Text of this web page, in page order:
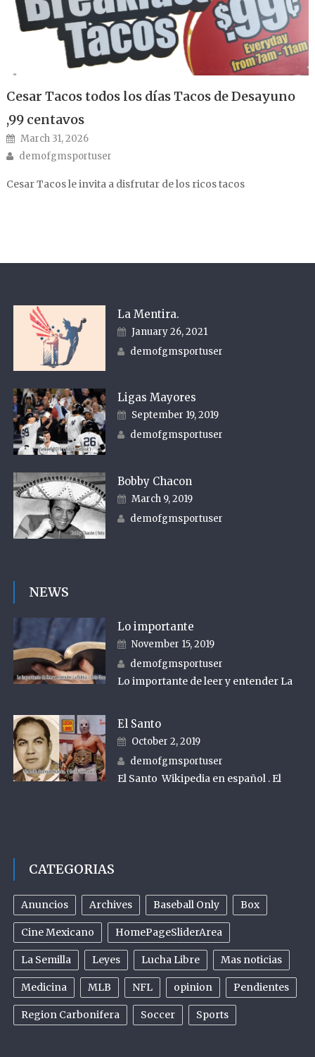
Cesar Tacos todos los días Tacos de Desayuno
,99 centavos
Posted on
March 31, 2026
Author
demofgmsportuser
Cesar Tacos le invita a disfrutar de los ricos tacos
La Mentira.
Posted on
January 26, 2021
Author
demofgmsportuser
Ligas Mayores
Posted on
September 19, 2019
Author
demofgmsportuser
Bobby Chacon
Posted on
March 9, 2019
Author
demofgmsportuser
NEWS
Lo importante
Posted on
November 15, 2019
Author
demofgmsportuser
Lo importante de leer y entender La
El Santo
Posted on
October 2, 2019
Author
demofgmsportuser
El Santo Wikipedia en español . El
CATEGORIAS
Anuncios Archives Baseball Only Box
Cine Mexicano HomePageSliderArea
La Semilla Leyes Lucha Libre Mas noticias
Medicina MLB NFL opinion Pendientes
Region Carbonifera Soccer Sports